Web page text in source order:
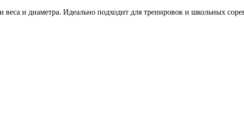
веса и диаметра. Идеально подходит для тренировок и школьных